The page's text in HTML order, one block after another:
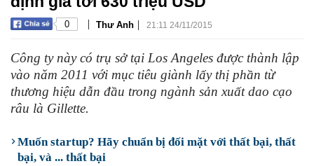
0 | Thư Anh | 21:11 24/11/2015
Công ty này có trụ sở tại Los Angeles được thành lập
vào năm 2011 với mục tiêu giành lấy thị phần từ
thương hiệu dẫn đầu trong ngành sản xuất dao cạo
râu là Gillette.
Muốn startup? Hãy chuẩn bị đối mặt với thất bại, thất
bại, và ... thất bại